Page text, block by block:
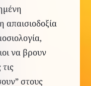
απαισιοδοξία
να βρουν
στους